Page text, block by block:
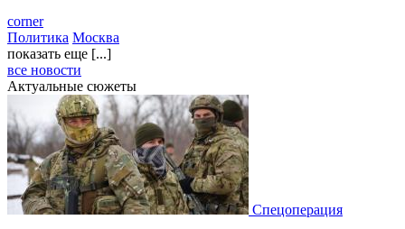
corner
Политика Москва
показать еще [...]
все новости
Актуальные сюжеты
Спецоперация